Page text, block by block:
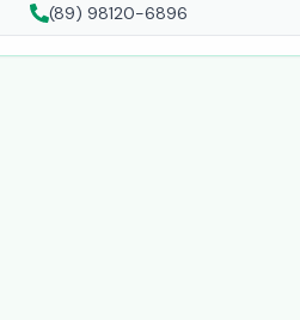
(89) 98120-6896